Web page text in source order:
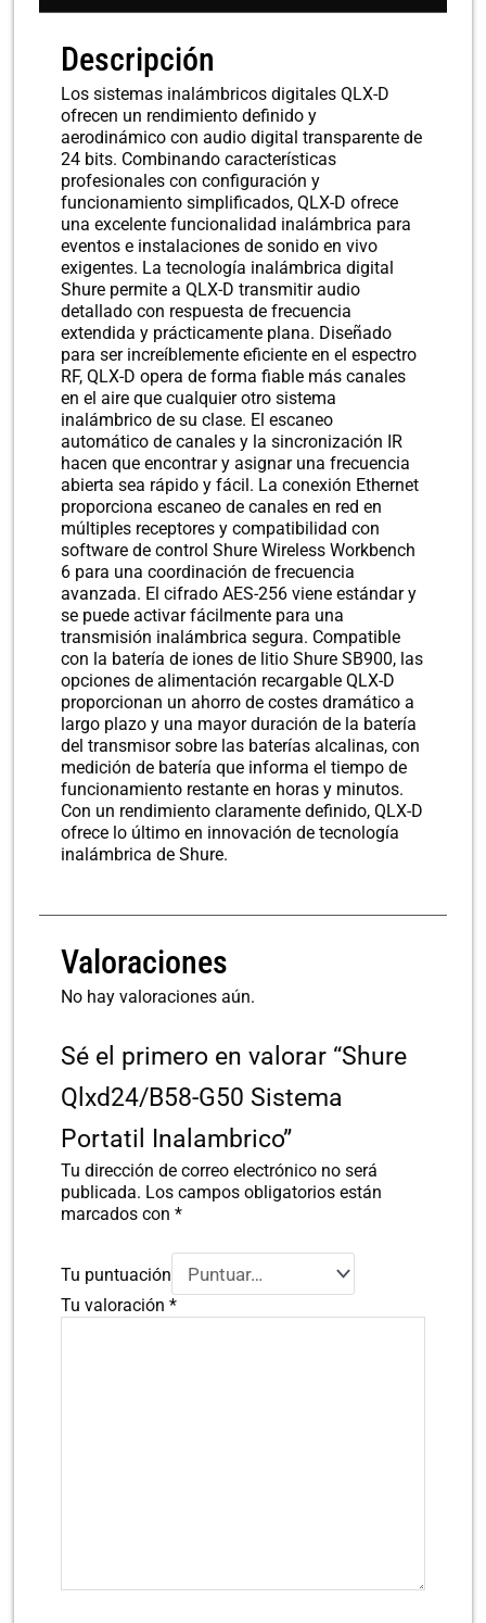
Descripción
Los sistemas inalámbricos digitales QLX-D
ofrecen un rendimiento definido y
aerodinámico con audio digital transparente de
24 bits. Combinando características
profesionales con configuración y
funcionamiento simplificados, QLX-D ofrece
una excelente funcionalidad inalámbrica para
eventos e instalaciones de sonido en vivo
exigentes. La tecnología inalámbrica digital
Shure permite a QLX-D transmitir audio
detallado con respuesta de frecuencia
extendida y prácticamente plana. Diseñado
para ser increíblemente eficiente en el espectro
RF, QLX-D opera de forma fiable más canales
en el aire que cualquier otro sistema
inalámbrico de su clase. El escaneo
automático de canales y la sincronización IR
hacen que encontrar y asignar una frecuencia
abierta sea rápido y fácil. La conexión Ethernet
proporciona escaneo de canales en red en
múltiples receptores y compatibilidad con
software de control Shure Wireless Workbench
6 para una coordinación de frecuencia
avanzada. El cifrado AES-256 viene estándar y
se puede activar fácilmente para una
transmisión inalámbrica segura. Compatible
con la batería de iones de litio Shure SB900, las
opciones de alimentación recargable QLX-D
proporcionan un ahorro de costes dramático a
largo plazo y una mayor duración de la batería
del transmisor sobre las baterías alcalinas, con
medición de batería que informa el tiempo de
funcionamiento restante en horas y minutos.
Con un rendimiento claramente definido, QLX-D
ofrece lo último en innovación de tecnología
inalámbrica de Shure.
Valoraciones
No hay valoraciones aún.
Sé el primero en valorar “Shure
Qlxd24/B58-G50 Sistema
Portatil Inalambrico”
Tu dirección de correo electrónico no será
publicada. Los campos obligatorios están
marcados con*
Tu puntuación
Tu valoración*